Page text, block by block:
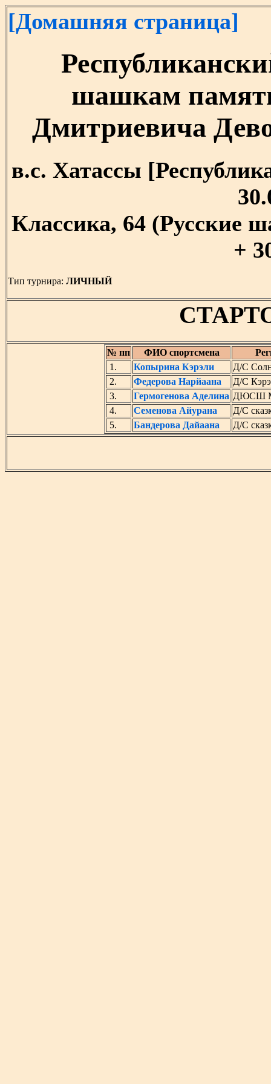
[Домашняя страница]
шашкам
Дмитриевича
в.c. Хатассы
Классика, 64 (Русские
+
Тип турнира: ЛИЧНЫЙ
№ пп ФИО спортсмена
1.
Копырина Кэрэли
Д/С
2.
Федерова Нарйаана
Д/С
3.
Гермогенова Аделина ДЮСШ
4.
Семенова Айурана
Д/С
5.
Бандерова Дайаана Д/С